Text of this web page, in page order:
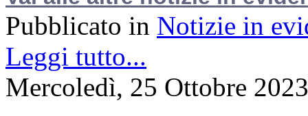
Pubblicato in Notizie in
Leggi tutto...
Mercoledì, 25 Ottobre